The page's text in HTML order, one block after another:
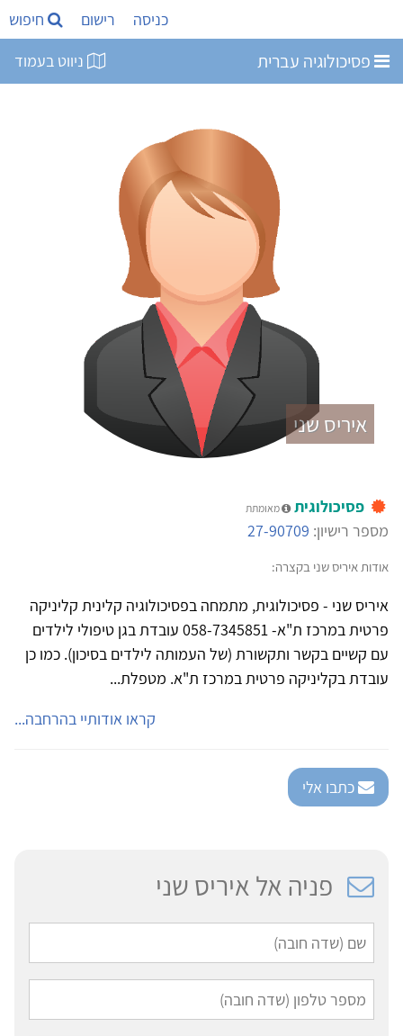
כניסה רישום חיפוש
פסיכולוגיה עברית ניווט בעמוד
איריס שני
פסיכולוגית מאומתת
מספר רישיון: 27-90709
אודות איריס שני בקצרה:
איריס שני - פסיכולוגית, מתמחה בפסיכולוגיה קלינית קליניקה
פרטית במרכז ת"א- 058-7345851 עובדת בגן טיפולי לילדים
עם קשיים בקשר ותקשורת (של העמותה לילדים בסיכון). כמו כן
עובדת בקליניקה פרטית במרכז ת"א. מטפלת...
קראו אודותיי בהרחבה...
כתבו אלי
פניה אל איריס שני